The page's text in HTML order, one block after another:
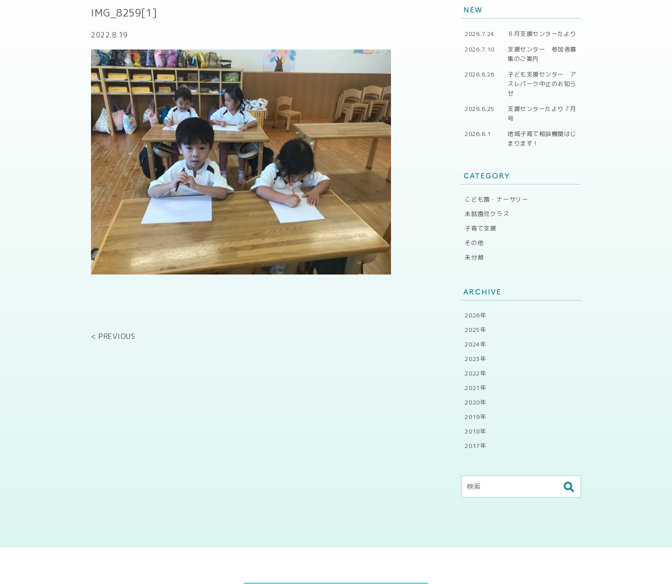
IMG_8259[1]
2022.8.19
< PREVIOUS
NEW
2026.7.24
８月支援センターたより
2026.7.10
支援センター 参加者募
集のご案内
2026.6.26
子ども支援センター ア
スレパーク中止のお知ら
せ
2026.6.25
支援センターたより７月
号
2026.6.1
地域子育て相談機関はじ
まります！
CATEGORY
こども園・ナーサリー
未就園児クラス
子育て支援
その他
未分類
ARCHIVE
2026年
2025年
2024年
2023年
2022年
2021年
2020年
2019年
2018年
2017年